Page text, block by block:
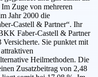
Zuge von mehreren
Jahr 2000 die
Castell & Partner“. Ihr
Faber-Castell & Partner
Sie punktet mit
Heilmethoden. Die
Zusatzbeitrag von 2,48